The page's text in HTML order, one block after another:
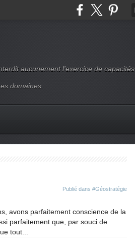
aucunement l'exercice de capacités
domaines.
Publié dans #Géostratégie
avons parfaitement conscience de la
parfaitement que, par souci de
tout...